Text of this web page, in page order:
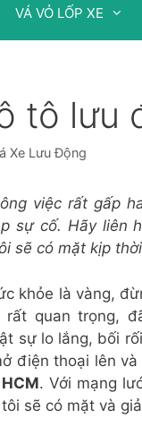
VÁ VỎ LỐP XE
tô lưu
Xe Lưu Động
việc rất gấp
sự cố. Hãy liên
sẽ có mặt kịp
khỏe là vàng,
rất quan trọng,
sự lo lắng, bối
điện thoại lên
. Với mạng
sẽ có mặt và